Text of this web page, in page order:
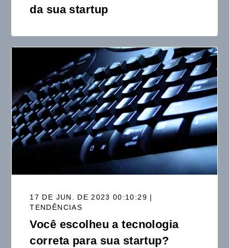
da sua startup
17 DE JUN. DE 2023 00:10:29 |
TENDÊNCIAS
Você escolheu a tecnologia
correta para sua startup?